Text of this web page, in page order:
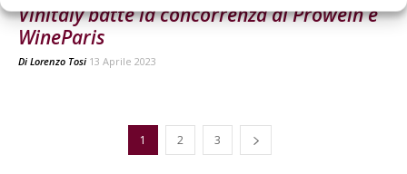
Vinitaly batte la concorrenza di Prowein e
WineParis
Di Lorenzo Tosi 13 Aprile 2023
1 2 3